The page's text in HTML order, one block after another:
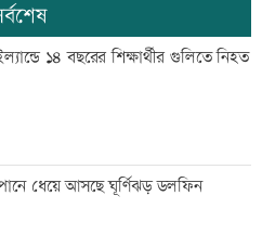
১৪ বছরের শিক্ষার্থীর গুলিতে নিহত
ধেয়ে আসছে ঘূর্ণিঝড় ডলফিন